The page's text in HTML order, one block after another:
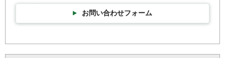
お問い合わせフォーム